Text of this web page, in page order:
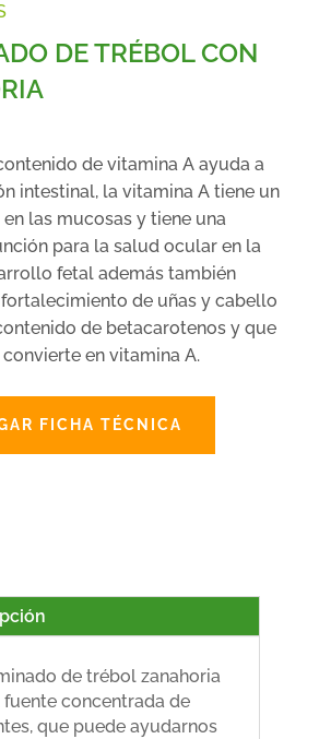
DE TRÉBOL CON
de vitamina A ayuda a
intestinal, la vitamina A tiene un
las mucosas y tiene una
para la salud ocular en la
fetal además también
de uñas y cabello
de betacarotenos y que
en vitamina A.
FICHA TÉCNICA
de trébol zanahoria
fuente concentrada de
que puede ayudarnos